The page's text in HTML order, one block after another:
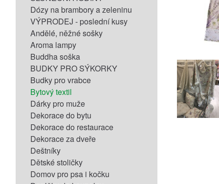
Dózy na brambory a zeleninu
VÝPRODEJ - poslední kusy
Andělé, něžné sošky
Aroma lampy
Buddha soška
BUDKY PRO SÝKORKY
Budky pro vrabce
Bytový textil
Dárky pro muže
Dekorace do bytu
Dekorace do restaurace
Dekorace za dveře
Deštníky
Dětské stoličky
Domov pro psa i kočku